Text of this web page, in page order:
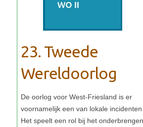
23. Tweede
Wereldoorlog